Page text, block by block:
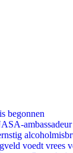
begonnen
ambassadeur
voedt vrees